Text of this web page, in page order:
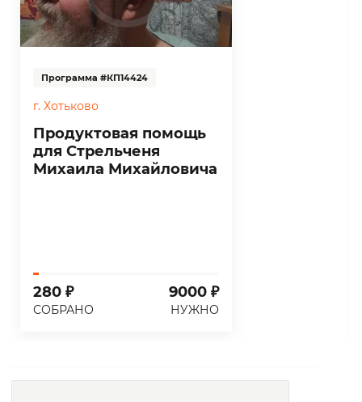
Программа #КП14424
г. Хотьково
Продуктовая помощь
для Стрельченя
Михаила Михайловича
280 ₽ 9000 ₽
СОБРАНО НУЖНО